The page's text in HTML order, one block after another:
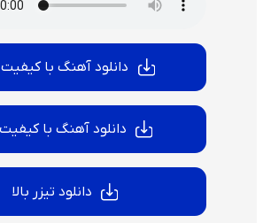
دانلود آهنگ با کیفیت 320
دانلود آهنگ با کیفیت
دانلود تیزر بالا